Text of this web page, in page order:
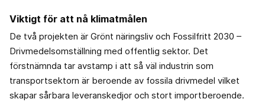
Viktigt för att nå klimatmålen
De två projekten är Grönt näringsliv och Fossilfritt 2030 –
Drivmedelsomställning med offentlig sektor. Det
förstnämnda tar avstamp i att så väl industrin som
transportsektorn är beroende av fossila drivmedel vilket
skapar sårbara leveranskedjor och stort importberoende.